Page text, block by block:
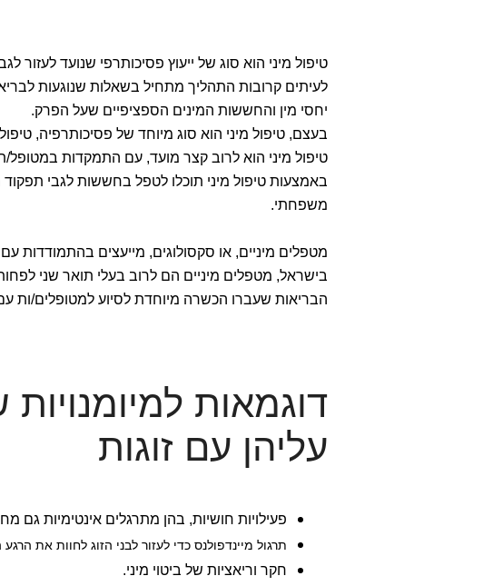
טיפול מיני הוא סוג של ייעוץ פסיכותרפי שנועד לעזור
לעיתים קרובות התהליך מתחיל בשאלות שנוגעות
יחסי מין והחששות המינים הספציפיים שעל הפרק.
בעצם, טיפול מיני הוא סוג מיוחד של פסיכותרפיה,
טיפול מיני הוא לרוב קצר מועד, עם התמקדות במטופל/ת
באמצעות טיפול מיני תוכלו לטפל בחששות לגבי תפקוד
משפחתי.
מטפלים מיניים, או סקסולוגים, מייעצים בהתמודדות עם
בישראל, מטפלים מיניים הם לרוב בעלי תואר שני
הבריאות שעברו הכשרה מיוחדת לסיוע למטופלים/ות
דוגמאות
עליהן עם זוגות
פעילויות חושיות, בהן מתרגלים אינטימיות גם
תרגול מיינדפולנס כדי לעזור לבני הזוג לחוות את הרגע
חקר וריאציות של ביטוי מיני.